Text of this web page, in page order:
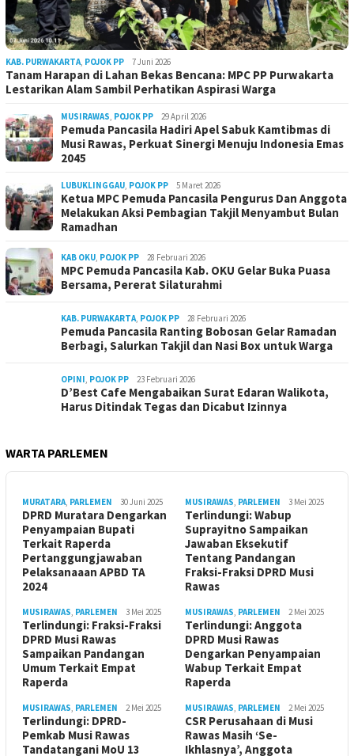
KAB. PURWAKARTA POJOK PP 7 Juni 2026
Tanam Harapan di Lahan Bekas Bencana: MPC PP Purwakarta
Lestarikan Alam Sambil Perhatikan Aspirasi Warga
MUSIRAWAS POJOK PP 29 April 2026
Pemuda Pancasila Hadiri Apel Sabuk Kamtibmas di
Musi Rawas, Perkuat Sinergi Menuju Indonesia Emas
2045
LUBUKLINGGAU POJOK PP 5 Maret 2026
Ketua MPC Pemuda Pancasila Pengurus Dan Anggota
Melakukan Aksi Pembagian Takjil Menyambut Bulan
Ramadhan
KAB OKU POJOK PP 28 Februari 2026
MPC Pemuda Pancasila Kab. OKU Gelar Buka Puasa
Bersama, Pererat Silaturahmi
KAB. PURWAKARTA POJOK PP 28 Februari 2026
Pemuda Pancasila Ranting Bobosan Gelar Ramadan
Berbagi, Salurkan Takjil dan Nasi Box untuk Warga
OPINI POJOK PP 23 Februari 2026
D’Best Cafe Mengabaikan Surat Edaran Walikota,
Harus Ditindak Tegas dan Dicabut Izinnya
WARTA PARLEMEN
MURATARA PARLEMEN 30 Juni 2025
DPRD Muratara Dengarkan
Penyampaian Bupati
Terkait Raperda
Pertanggungjawaban
Pelaksanaaan APBD TA
2024
MUSIRAWAS PARLEMEN 3 Mei 2025
Terlindungi: Wabup
Suprayitno Sampaikan
Jawaban Eksekutif
Tentang Pandangan
Fraksi-Fraksi DPRD Musi
Rawas
MUSIRAWAS PARLEMEN 3 Mei 2025
Terlindungi: Fraksi-Fraksi
DPRD Musi Rawas
Sampaikan Pandangan
Umum Terkait Empat
Raperda
MUSIRAWAS PARLEMEN 2 Mei 2025
Terlindungi: Anggota
DPRD Musi Rawas
Dengarkan Penyampaian
Wabup Terkait Empat
Raperda
MUSIRAWAS PARLEMEN 2 Mei 2025
Terlindungi: DPRD-
Pemkab Musi Rawas
Tandatangani MoU 13
MUSIRAWAS PARLEMEN 2 Mei 2025
CSR Perusahaan di Musi
Rawas Masih ‘Se-
Ikhlasnya’, Anggota